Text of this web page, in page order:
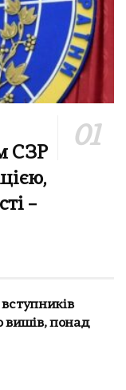
СЗР
–
вишів, понад